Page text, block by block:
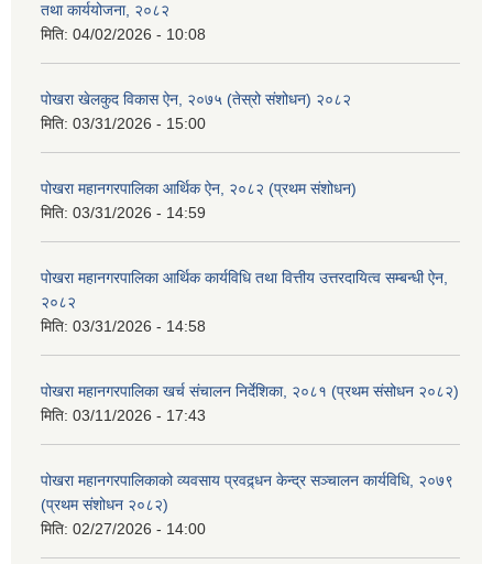
तथा कार्ययोजना, २०८२
मिति: 04/02/2026 - 10:08
पोखरा खेलकुद विकास ऐन, २०७५ (तेस्रो संशोधन) २०८२
मिति: 03/31/2026 - 15:00
पोखरा महानगरपालिका आर्थिक ऐन, २०८२ (प्रथम संशोधन)
मिति: 03/31/2026 - 14:59
पोखरा महानगरपालिका आर्थिक कार्यविधि तथा वित्तीय उत्तरदायित्व सम्बन्धी ऐन,
२०८२
मिति: 03/31/2026 - 14:58
पोखरा महानगरपालिका खर्च संचालन निर्देशिका, २०८१ (प्रथम संसोधन २०८२)
मिति: 03/11/2026 - 17:43
पोखरा महानगरपालिकाको व्यवसाय प्रवद्र्धन केन्द्र सञ्चालन कार्यविधि, २०७९
(प्रथम संशोधन २०८२)
मिति: 02/27/2026 - 14:00